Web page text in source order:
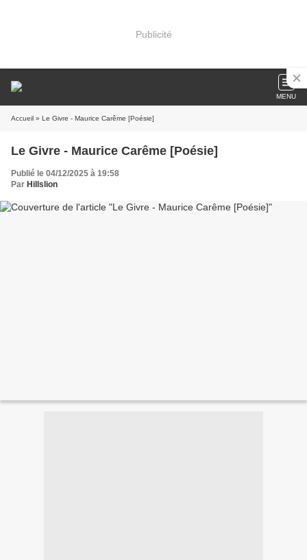
Publicité
MENU
Accueil » Le Givre - Maurice Carême [Poésie]
Le Givre - Maurice Carême [Poésie]
Publié le 04/12/2025 à 19:58
Par Hillslion